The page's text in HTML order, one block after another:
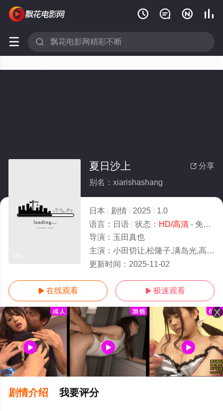
   
 
 分享
夏日沙上
别名：xiarishashang
日本 剧情 2025
1.0
语言： 日语 状态： HD/高清- 免费在线观看
导演： 玉田真也
主演： 小田切让,松隆子,满岛光,高石明里,高桥文哉,森山直太朗,光石研
更新时间： 2025-11-02
 在线观看  极速观看
剧情介绍 我要评分